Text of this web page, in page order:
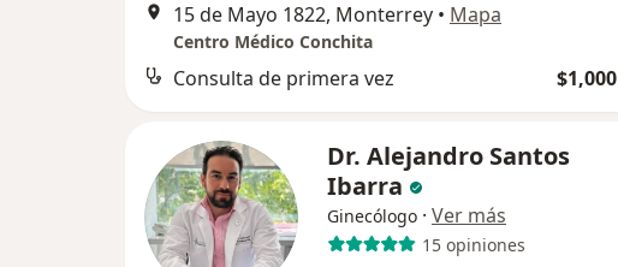
15 de Mayo 1822, Monterrey • Mapa
Centro Médico Conchita
Consulta de primera vez $1,000
Dr. Alejandro Santos
Ibarra
Ginecólogo · Ver más
15 opiniones